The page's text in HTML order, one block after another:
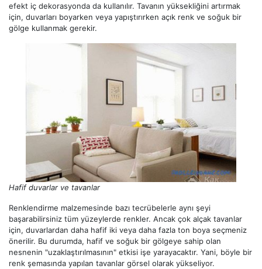
efekt iç dekorasyonda da kullanılır. Tavanın yüksekliğini artırmak
için, duvarları boyarken veya yapıştırırken açık renk ve soğuk bir
gölge kullanmak gerekir.
Hafif duvarlar ve tavanlar
Renklendirme malzemesinde bazı tecrübelerle aynı şeyi
başarabilirsiniz tüm yüzeylerde renkler. Ancak çok alçak tavanlar
için, duvarlardan daha hafif iki veya daha fazla ton boya seçmeniz
önerilir. Bu durumda, hafif ve soğuk bir gölgeye sahip olan
nesnenin "uzaklaştırılmasının" etkisi işe yarayacaktır. Yani, böyle bir
renk şemasında yapılan tavanlar görsel olarak yükseliyor.